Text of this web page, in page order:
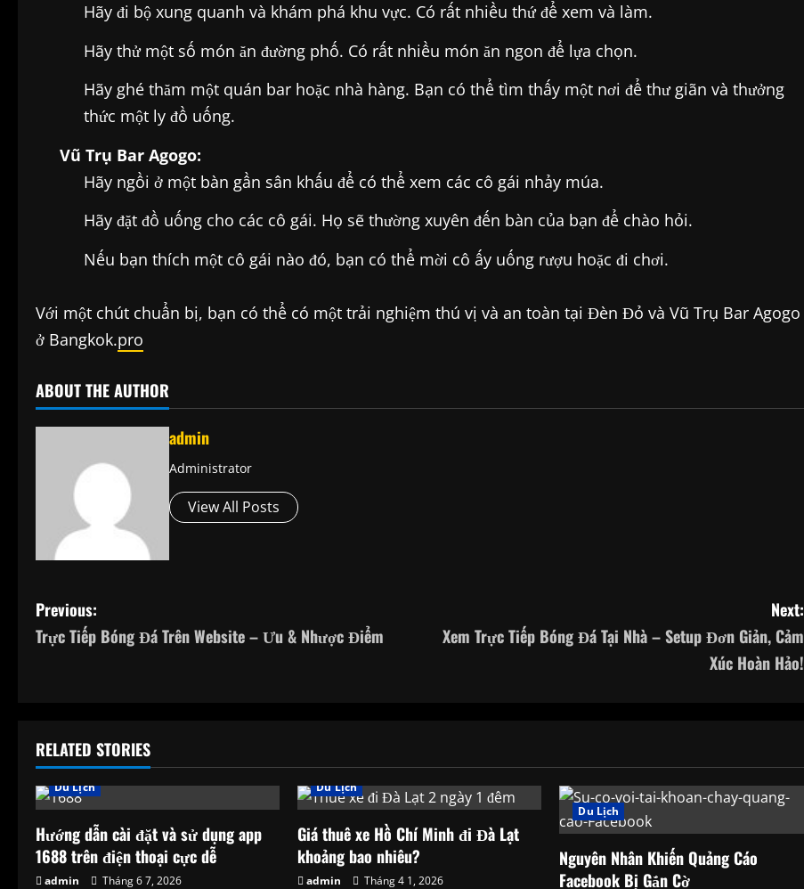
Hãy đi bộ xung quanh và khám phá khu vực. Có rất nhiều thứ để xem và làm.
Hãy thử một số món ăn đường phố. Có rất nhiều món ăn ngon để lựa chọn.
Hãy ghé thăm một quán bar hoặc nhà hàng. Bạn có thể tìm thấy một nơi để thư giãn và thưởng
thức một ly đồ uống.
Vũ Trụ Bar Agogo:
Hãy ngồi ở một bàn gần sân khấu để có thể xem các cô gái nhảy múa.
Hãy đặt đồ uống cho các cô gái. Họ sẽ thường xuyên đến bàn của bạn để chào hỏi.
Nếu bạn thích một cô gái nào đó, bạn có thể mời cô ấy uống rượu hoặc đi chơi.
Với một chút chuẩn bị, bạn có thể có một trải nghiệm thú vị và an toàn tại Đèn Đỏ và Vũ Trụ Bar Agogo
ở Bangkok.pro
ABOUT THE AUTHOR
admin
Administrator
View All Posts
P
o
n
a
v
i
Previous:
Trực Tiếp Bóng Đá Trên Website – Ưu & Nhược Điểm
Next:
Xem Trực Tiếp Bóng Đá Tại Nhà – Setup Đơn Giản, Cảm
Xúc Hoàn Hảo!
RELATED STORIES
Du Lịch
Hướng dẫn cài đặt và sử dụng app
1688 trên điện thoại cực dễ
admin Tháng 6 7, 2026
Du Lịch
Giá thuê xe Hồ Chí Minh đi Đà Lạt
khoảng bao nhiêu?
admin Tháng 4 1, 2026
Du Lịch
Nguyên Nhân Khiến Quảng Cáo
Facebook Bị Gắn Cờ